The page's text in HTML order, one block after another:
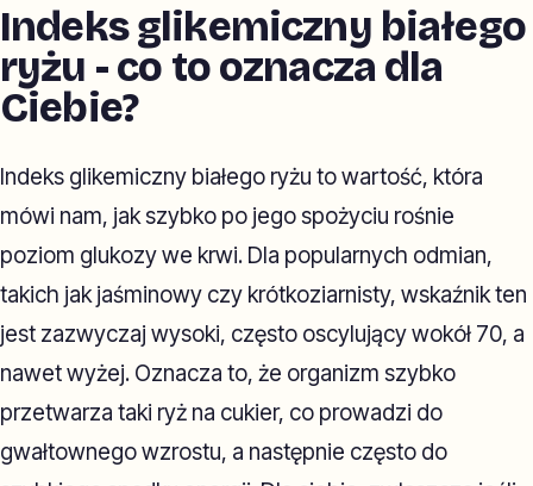
Indeks glikemiczny białego
ryżu - co to oznacza dla
Ciebie?
Indeks glikemiczny białego ryżu to wartość, która
mówi nam, jak szybko po jego spożyciu rośnie
poziom glukozy we krwi. Dla popularnych odmian,
takich jak jaśminowy czy krótkoziarnisty, wskaźnik ten
jest zazwyczaj wysoki, często oscylujący wokół 70, a
nawet wyżej. Oznacza to, że organizm szybko
przetwarza taki ryż na cukier, co prowadzi do
gwałtownego wzrostu, a następnie często do